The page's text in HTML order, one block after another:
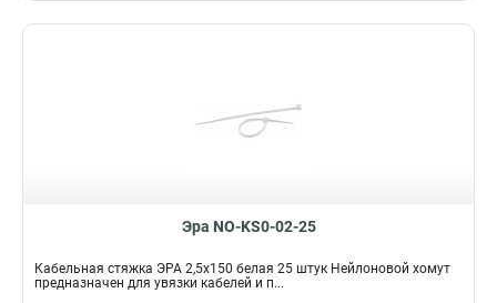
Эра NO-KS0-02-25
Кабельная стяжка ЭРА 2,5х150 белая 25 штук Нейлоновой хомут
предназначен для увязки кабелей и п...